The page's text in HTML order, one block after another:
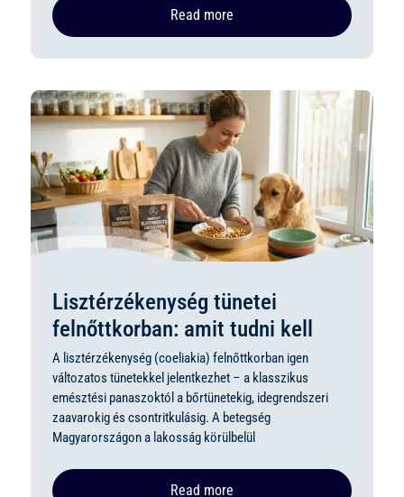
Read more
Lisztérzékenység tünetei
felnőttkorban: amit tudni kell
A lisztérzékenység (coeliakia) felnőttkorban igen
változatos tünetekkel jelentkezhet – a klasszikus
emésztési panaszoktól a bőrtünetekig, idegrendszeri
zaavarokig és csontritkulásig. A betegség
Magyarországon a lakosság körülbelül
Read more